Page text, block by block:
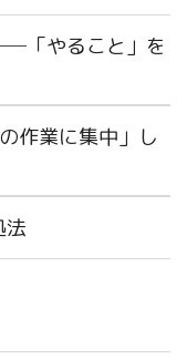
「やること」を
作業に集中」し
法